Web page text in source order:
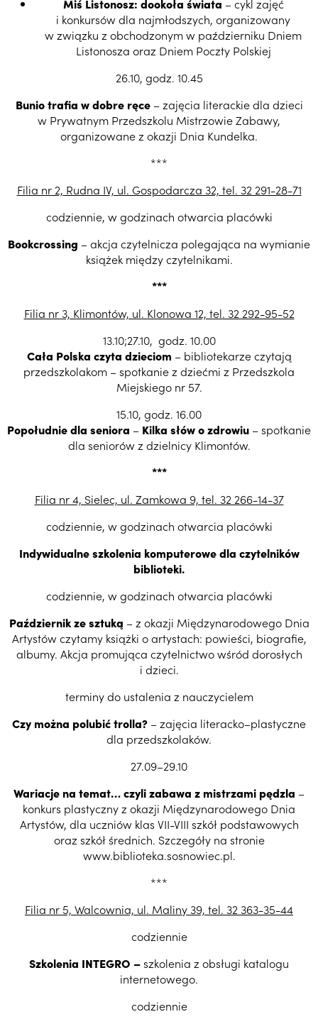
Miś Listonosz: dookoła świata – cykl zajęć
i konkursów dla najmłodszych, organizowany
w związku z obchodzonym w październiku Dniem
Listonosza oraz Dniem Poczty Polskiej
26.10, godz. 10.45
Bunio trafia w dobre ręce– zajęcia literackie dla dzieci
w Prywatnym Przedszkolu Mistrzowie Zabawy,
organizowane z okazji Dnia Kundelka.
***
Filia nr 2, Rudna IV, ul. Gospodarcza 32, tel. 32 291-28-71
codziennie, w godzinach otwarcia placówki
Bookcrossing – akcja czytelnicza polegająca na wymianie
książek między czytelnikami.
***
Filia nr 3, Klimontów, ul. Klonowa 12, tel. 32 292-95-52
13.10;27.10, godz. 10.00
Cała Polska czyta dzieciom – bibliotekarze czytają
przedszkolakom – spotkanie z dziećmi z Przedszkola
Miejskiego nr 57.
15.10, godz. 16.00
Popołudnie dla seniora – Kilka słów o zdrowiu – spotkanie
dla seniorów z dzielnicy Klimontów.
***
Filia nr 4, Sielec, ul. Zamkowa 9, tel. 32 266-14-37
codziennie, w godzinach otwarcia placówki
Indywidualne szkolenia komputerowe dla czytelników
biblioteki.
codziennie, w godzinach otwarcia placówki
Październik ze sztuką – z okazji Międzynarodowego Dnia
Artystów czytamy książki o artystach: powieści, biografie,
albumy. Akcja promująca czytelnictwo wśród dorosłych
i dzieci.
terminy do ustalenia z nauczycielem
Czy można polubić trolla? – zajęcia literacko–plastyczne
dla przedszkolaków.
27.09–29.10
Wariacje na temat… czyli zabawa z mistrzami pędzla –
konkurs plastyczny z okazji Międzynarodowego Dnia
Artystów, dla uczniów klas VII-VIII szkół podstawowych
oraz szkół średnich. Szczegóły na stronie
www.biblioteka.sosnowiec.pl.
***
Filia nr 5, Walcownia, ul. Maliny 39, tel. 32 363-35-44
codziennie
Szkolenia INTEGRO –szkolenia z obsługi katalogu
internetowego.
codziennie